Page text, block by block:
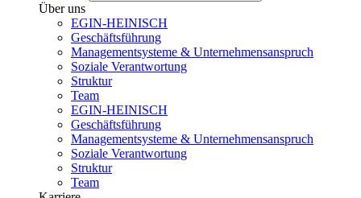
Über uns
EGIN-HEINISCH
Geschäftsführung
Managementsysteme & Unternehmensanspruch
Soziale Verantwortung
Struktur
Team
EGIN-HEINISCH
Geschäftsführung
Managementsysteme & Unternehmensanspruch
Soziale Verantwortung
Struktur
Team